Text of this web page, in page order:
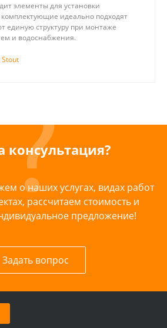
элементы для установки
идеально подходят
единую структуру при монтаже
и водоснабжения.
консультация?
о наших услугах, видах работ
рассчитаем стоимость и
предложение!
Задать вопрос